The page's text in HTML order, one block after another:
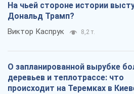
На чьей стороне истории
Дональд Трамп?
Виктор Каспрук 8,2 т.
О запланированной вырубке
деревьев и теплотрассе: что
происходит на Теремках в